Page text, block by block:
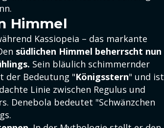
Himmel
Kassiopeia – das markante
südlichen Himmel beherrscht nun
Sein bläulich schimmernder
der Bedeutung "Königsstern" und ist
Linie zwischen Regulus und
Denebola bedeutet "Schwänzchen